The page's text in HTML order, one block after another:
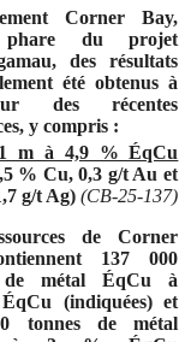
Corner Bay,
phare du projet
des résultats
été obtenus à
des récentes
y compris :
m à 4,9 % ÉqCu
% Cu, 0,3 g/t Au et
g/t Ag) (CB-25-137)
de Corner
137 000
de métal ÉqCu à
(indiquées) et
tonnes de métal